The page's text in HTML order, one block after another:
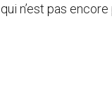
n’est pas